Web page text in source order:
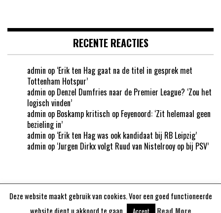
RECENTE REACTIES
admin op ‘Erik ten Hag gaat na de titel in gesprek met
Tottenham Hotspur’
admin op Denzel Dumfries naar de Premier League? ‘Zou het
logisch vinden’
admin op Boskamp kritisch op Feyenoord: ‘Zit helemaal geen
bezieling in’
admin op ‘Erik ten Hag was ook kandidaat bij RB Leipzig’
admin op ‘Jurgen Dirkx volgt Ruud van Nistelrooy op bij PSV’
Aangedreven doorWordPress
Deze website maakt gebruik van cookies. Voor een goed functioneerde
website dient u akkoord te gaan.
Accept Read More